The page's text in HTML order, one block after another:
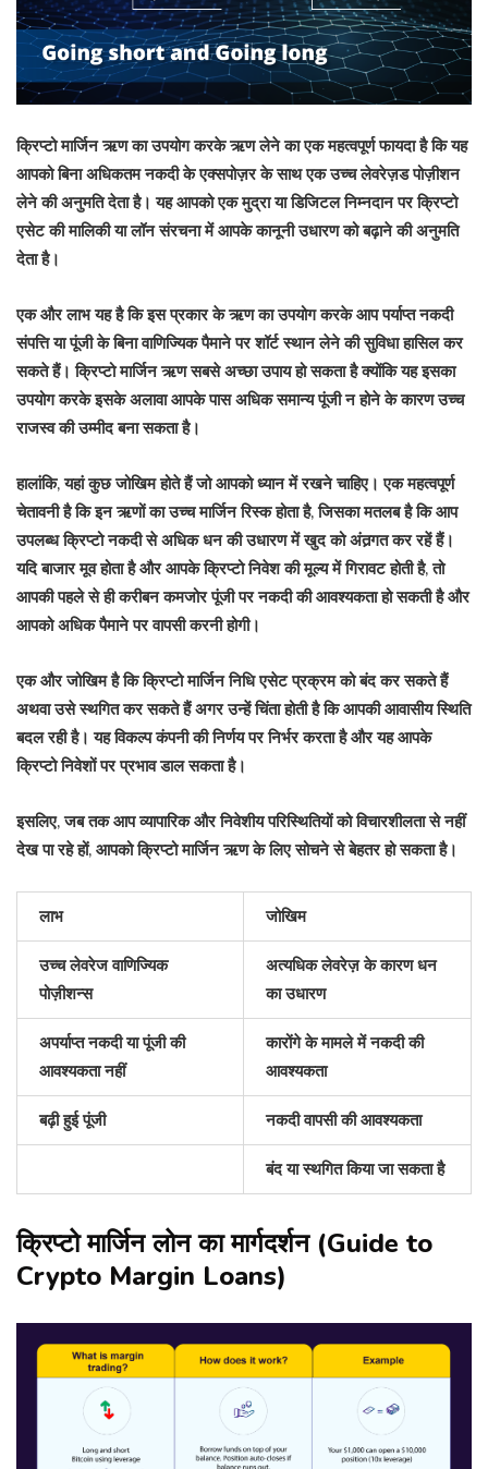
क्रिप्टो मार्जिन ऋण का उपयोग करके ऋण लेने का एक महत्वपूर्ण फायदा है कि यह
आपको बिना अधिकतम नकदी के एक्सपोज़र के साथ एक उच्च लेवरेज़ड पोज़ीशन
लेने की अनुमति देता है। यह आपको एक मुद्रा या डिजिटल निम्नदान पर क्रिप्टो
एसेट की मालिकी या लॉन संरचना में आपके कानूनी उधारण को बढ़ाने की अनुमति
देता है।
एक और लाभ यह है कि इस प्रकार के ऋण का उपयोग करके आप पर्याप्त नकदी
संपत्ति या पूंजी के बिना वाणिज्यिक पैमाने पर शॉर्ट स्थान लेने की सुविधा हासिल कर
सकते हैं। क्रिप्टो मार्जिन ऋण सबसे अच्छा उपाय हो सकता है क्योंकि यह इसका
उपयोग करके इसके अलावा आपके पास अधिक समान्य पूंजी न होने के कारण उच्च
राजस्व की उम्मीद बना सकता है।
हालांकि, यहां कुछ जोखिम होते हैं जो आपको ध्यान में रखने चाहिए। एक महत्वपूर्ण
चेतावनी है कि इन ऋणों का उच्च मार्जिन रिस्क होता है, जिसका मतलब है कि आप
उपलब्ध क्रिप्टो नकदी से अधिक धन की उधारण में खुद को अंतर्‍गत कर रहें हैं।
यदि बाजार मूव होता है और आपके क्रिप्टो निवेश की मूल्य में गिरावट होती है, तो
आपकी पहले से ही करीबन कमजोर पूंजी पर नकदी की आवश्यकता हो सकती है और
आपको अधिक पैमाने पर वापसी करनी होगी।
एक और जोखिम है कि क्रिप्टो मार्जिन निधि एसेट प्रक्रम को बंद कर सकते हैं
अथवा उसे स्थगित कर सकते हैं अगर उन्हें चिंता होती है कि आपकी आवासीय स्थिति
बदल रही है। यह विकल्प कंपनी की निर्णय पर निर्भर करता है और यह आपके
क्रिप्टो निवेशों पर प्रभाव डाल सकता है।
इसलिए, जब तक आप व्यापारिक और निवेशीय परिस्थितियों को विचारशीलता से नहीं
देख पा रहे हों, आपको क्रिप्टो मार्जिन ऋण के लिए सोचने से बेहतर हो सकता है।
लाभ जोखिम
उच्च लेवरेज वाणिज्यिक
पोज़ीशन्स
अत्यधिक लेवरेज़ के कारण धन
का उधारण
अपर्याप्त नकदी या पूंजी की
आवश्यकता नहीं
कारोंगे के मामले में नकदी की
आवश्यकता
बढ़ी हुई पूंजी नकदी वापसी की आवश्यकता
बंद या स्थगित किया जा सकता है
क्रिप्टो मार्जिन लोन का मार्गदर्शन (Guide to
Crypto Margin Loans)